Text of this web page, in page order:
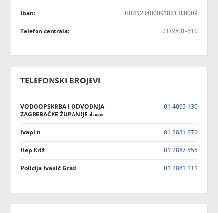
Iban: HR4123400091821300009
Telefon centrala: 01/2831-510
TELEFONSKI BROJEVI
VODOOPSKRBA I ODVODNJA
ZAGREBAČKE ŽUPANIJE d.o.o
01 4095 130
Ivaplin 01 2831 270
Hep Križ 01 2887 555
Policija Ivanić Grad 01 2881 111